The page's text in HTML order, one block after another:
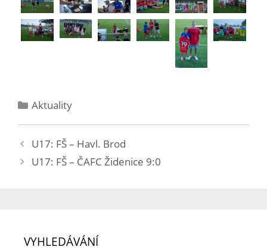
Aktuality
U17: FŠ – Havl. Brod
U17: FŠ – ČAFC Židenice 9:0
VYHLEDÁVÁNÍ